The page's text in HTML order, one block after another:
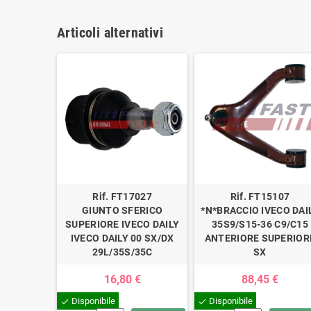
Articoli alternativi
Rif. FT17027
GIUNTO SFERICO
SUPERIORE IVECO DAILY
IVECO DAILY 00 SX/DX
29L/35S/35C
16,80 €
check Disponibile
Rif. FT15107
*N*BRACCIO IVECO
35S9/S15-36 C9/C15
ANTERIORE
SX
88,45 €
check Disponibile